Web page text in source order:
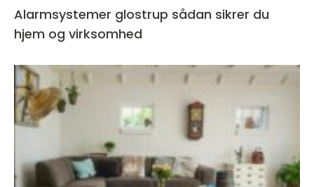
Alarmsystemer glostrup sådan sikrer du
hjem og virksomhed